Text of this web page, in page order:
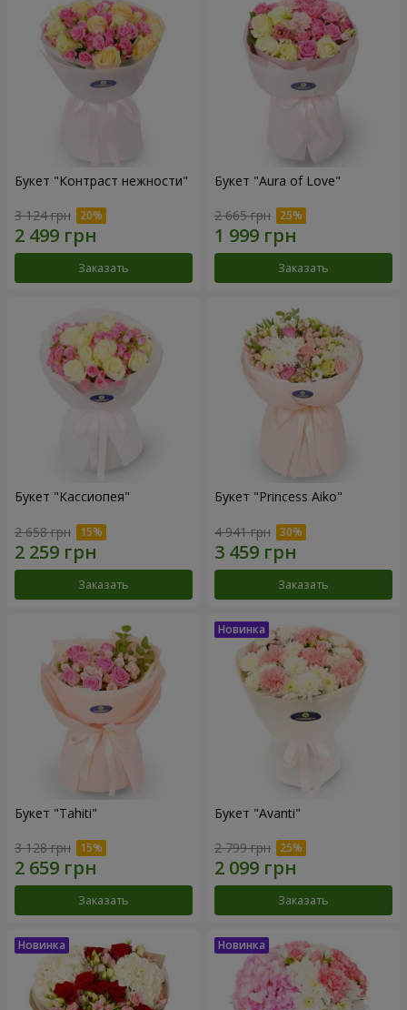
Букет "Контраст нежности"
3 124 грн
Заказать
Букет "Aura of Love"
2 665 грн
Заказать
Букет "Кассиопея"
2 658 грн
Заказать
Букет "Princess Aiko"
4 941 грн
Заказать
Букет "Tahiti"
3 128 грн
Заказать
Букет "Avanti"
2 799 грн
Заказать